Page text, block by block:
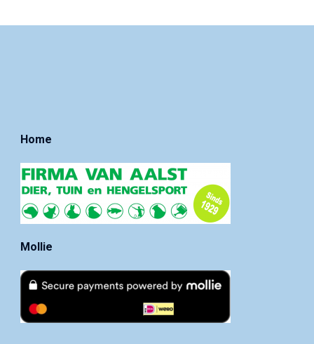
Home
Mollie